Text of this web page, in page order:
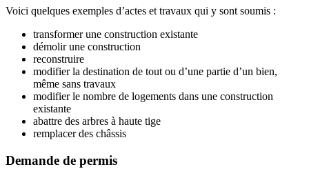
Voici quelques exemples d’actes et travaux qui y sont soumis :
transformer une construction existante
démolir une construction
reconstruire
modifier la destination de tout ou d’une partie d’un bien,
même sans travaux
modifier le nombre de logements dans une construction
existante
abattre des arbres à haute tige
remplacer des châssis
Demande de permis